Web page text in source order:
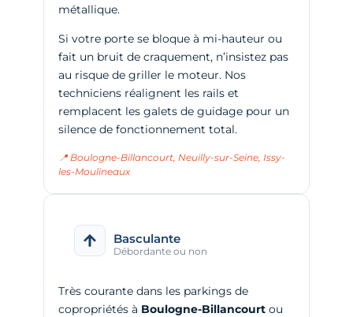
métallique.
Si votre porte se bloque à mi-hauteur ou
fait un bruit de craquement, n’insistez pas
au risque de griller le moteur. Nos
techniciens réalignent les rails et
remplacent les galets de guidage pour un
silence de fonctionnement total.
📍 Boulogne-Billancourt, Neuilly-sur-Seine, Issy-
les-Moulineaux
Basculante
Débordante ou non
Très courante dans les parkings de
copropriétés à Boulogne-Billancourtou